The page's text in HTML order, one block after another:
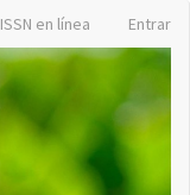
ISSN en línea Entrar